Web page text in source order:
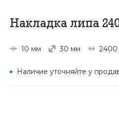
Накладка липа
10 мм 30 мм
Наличие уточняйте у